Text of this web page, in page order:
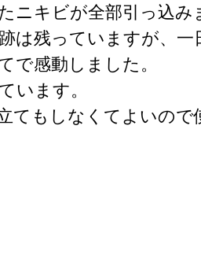
ニキビが全部引っ込み
は残っていますが、
で感動しました。
います。
てもしなくてよいので